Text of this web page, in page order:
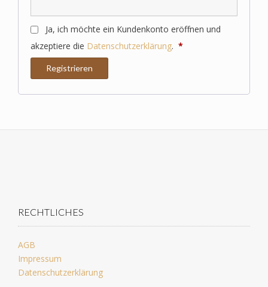
Ja, ich möchte ein Kundenkonto eröffnen und
akzeptiere die Datenschutzerklärung. *
Registrieren
RECHTLICHES
AGB
Impressum
Datenschutzerklärung